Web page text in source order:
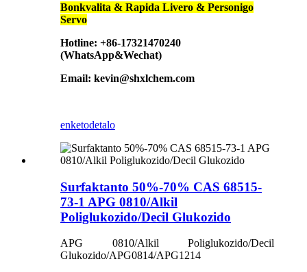
Bonkvalita & Rapida Livero & Personigo
Servo
Hotline: +86-17321470240
(WhatsApp&Wechat)
Email: kevin@shxlchem.com
enketodetalo
Surfaktanto 50%-70% CAS 68515-
73-1 APG 0810/Alkil
Poliglukozido/Decil Glukozido
APG 0810/Alkil Poliglukozido/Decil
Glukozido/APG0814/APG1214